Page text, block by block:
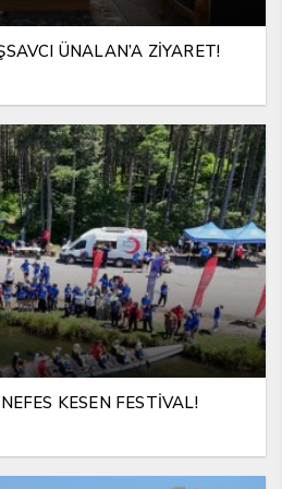
ÜNALAN’A ZİYARET!
KESEN FESTİVAL!